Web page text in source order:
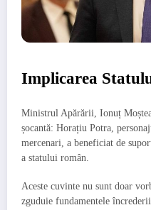
Implicarea
Ministrul Apărării, Ionuț
șocantă: Horațiu Potra,
mercenari, a beneficiat de
a statului român.
Aceste cuvinte nu sunt doar
zguduie fundamentele